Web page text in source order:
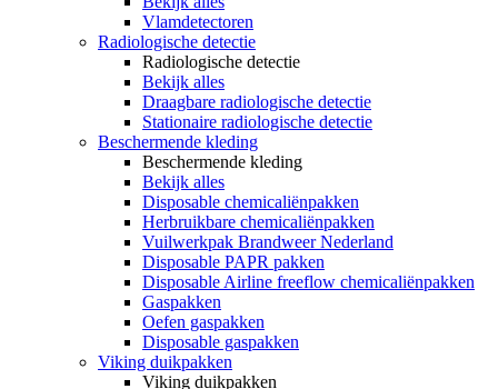
Vlamdetectoren
Radiologische detectie
Radiologische detectie
Bekijk alles
Draagbare radiologische detectie
Stationaire radiologische detectie
Beschermende kleding
Beschermende kleding
Bekijk alles
Disposable chemicaliënpakken
Herbruikbare chemicaliënpakken
Vuilwerkpak Brandweer Nederland
Disposable PAPR pakken
Disposable Airline freeflow chemicaliënpakken
Gaspakken
Oefen gaspakken
Disposable gaspakken
Viking duikpakken
Viking duikpakken